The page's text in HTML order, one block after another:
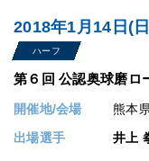
2018年1月14日(
ハーフ
第６回 公認奥球磨ロ
開催地/会場
熊本
出場選手
井上